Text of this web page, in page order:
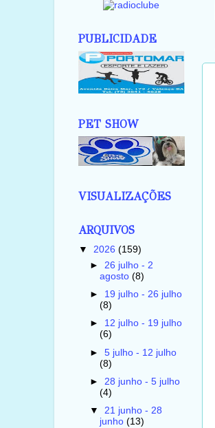
PUBLICIDADE
PET SHOW
VISUALIZAÇÕES
ARQUIVOS
▼ 2026 (159)
► 26 julho - 2
agosto (8)
► 19 julho - 26 julho
(8)
► 12 julho - 19 julho
(6)
► 5 julho - 12 julho
(8)
► 28 junho - 5 julho
(4)
▼ 21 junho - 28
junho (13)